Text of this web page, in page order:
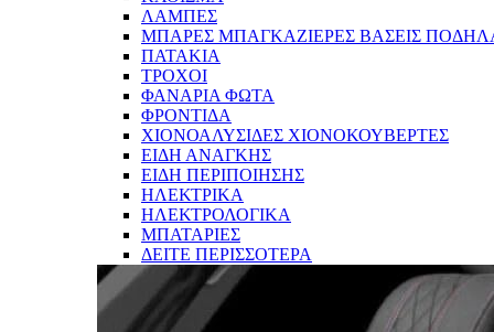
ΛΑΜΠΕΣ
ΜΠΑΡΕΣ ΜΠΑΓΚΑΖΙΕΡΕΣ ΒΑΣΕΙΣ
ΠΑΤΑΚΙΑ
ΤΡΟΧΟΙ
ΦΑΝΑΡΙΑ ΦΩΤΑ
ΦΡΟΝΤΙΔΑ
ΧΙΟΝΟΑΛΥΣΙΔΕΣ ΧΙΟΝΟΚΟΥΒΕΡΤΕΣ
ΕΙΔΗ ΑΝΑΓΚΗΣ
ΕΙΔΗ ΠΕΡΙΠΟΙΗΣΗΣ
ΗΛΕΚΤΡΙΚΑ
ΗΛΕΚΤΡΟΛΟΓΙΚΑ
ΜΠΑΤΑΡΙΕΣ
ΔΕΙΤΕ ΠΕΡΙΣΣΟΤΕΡΑ